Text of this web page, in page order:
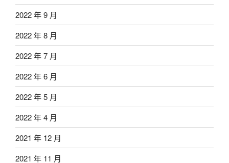
2022 年 9 月
2022 年 8 月
2022 年 7 月
2022 年 6 月
2022 年 5 月
2022 年 4 月
2021 年 12 月
2021 年 11 月